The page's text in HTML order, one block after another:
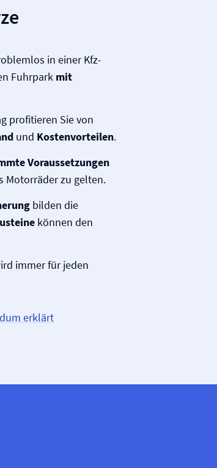
in einer Kfz-
Fuhrpark mit
profitieren Sie von
und Kostenvorteilen.
Voraussetzungen
Motorräder zu gelten.
bilden die
können den
immer für jeden
erklärt